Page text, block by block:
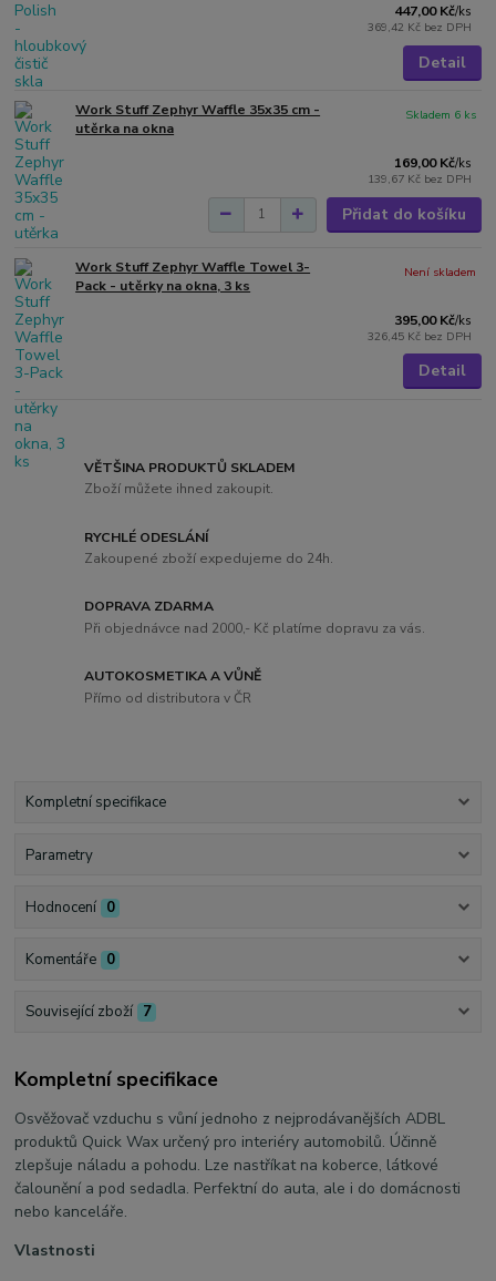
447,00 Kč/ks
369,42 Kč bez DPH
Detail
Work Stuff Zephyr Waffle 35x35 cm -
utěrka na okna
169,00 Kč/ks
139,67 Kč bez DPH
Skladem 6 ks
Přidat do košíku
Work Stuff Zephyr Waffle Towel 3-
Pack - utěrky na okna, 3 ks
395,00 Kč/ks
326,45 Kč bez DPH
Není skladem
Detail
VĚTŠINA PRODUKTŮ SKLADEM
Zboží můžete ihned zakoupit.
RYCHLÉ ODESLÁNÍ
Zakoupené zboží expedujeme do 24h.
DOPRAVA ZDARMA
Při objednávce nad 2000,- Kč platíme dopravu za vás.
AUTOKOSMETIKA A VŮNĚ
Přímo od distributora v ČR
Kompletní specifikace
Parametry
Hodnocení 0
Komentáře 0
Související zboží 7
Kompletní specifikace
Osvěžovač vzduchu s vůní jednoho z nejprodávanějších ADBL
produktů Quick Wax určený pro interiéry automobilů. Účinně
zlepšuje náladu a pohodu. Lze nastříkat na koberce, látkové
čalounění a pod sedadla. Perfektní do auta, ale i do domácnosti
nebo kanceláře.
Vlastnosti